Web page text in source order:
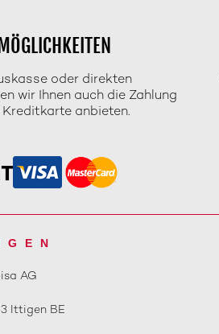
oder direkten
wir Ihnen auch die Zahlung
Kreditkarte anbieten.
AG
Ittigen BE